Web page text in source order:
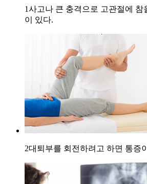
1사고나 큰 충격으로 고관절에 참
이 있다.
2대퇴부를 회전하려고 하면 통증